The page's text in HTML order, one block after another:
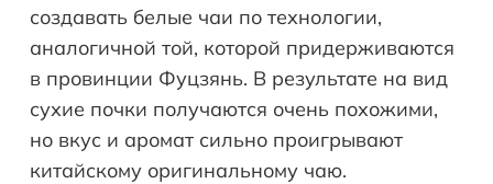
создавать белые чаи по технологии,
аналогичной той, которой придерживаются
в провинции Фуцзянь. В результате на вид
сухие почки получаются очень похожими,
но вкус и аромат сильно проигрывают
китайскому оригинальному чаю.